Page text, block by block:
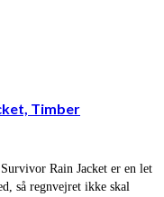
Timber
Rain Jacket er en let
så regnvejret ikke skal